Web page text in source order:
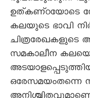
ഉത്‌കണ്‌ഠയോടെ
കലയുടെ ഭാവി
സമകാലീന കലയെ
ഒരേസമയംതന്നെ